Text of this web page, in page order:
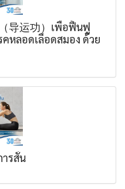
导运功）เพื่อฟื้นฟู
หลอดเลือดสมอง ด้วย
ารสั่น